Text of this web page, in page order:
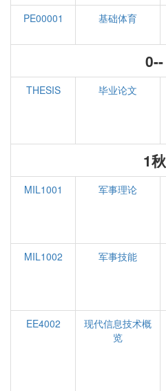
PE00001
基础体育
0--
THESIS 毕业论文
1秋
MIL1001 军事理论
MIL1002
军事技能
EE4002
现代信息技术概
览